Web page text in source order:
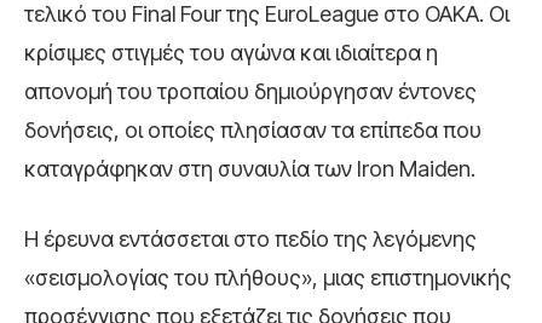
τελικό του Final Four της EuroLeague στο ΟΑΚΑ. Οι
κρίσιμες στιγμές του αγώνα και ιδιαίτερα η
απονομή του τροπαίου δημιούργησαν έντονες
δονήσεις, οι οποίες πλησίασαν τα επίπεδα που
καταγράφηκαν στη συναυλία των Iron Maiden.
Η έρευνα εντάσσεται στο πεδίο της λεγόμενης
«σεισμολογίας του πλήθους», μιας επιστημονικής
προσέγγισης που εξετάζει τις δονήσεις που